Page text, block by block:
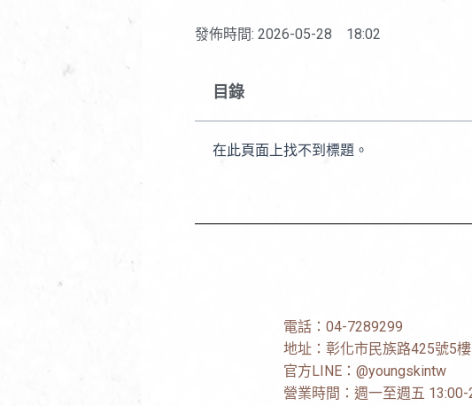
發佈時間: 2026-05-28 18:02
目錄
在此頁面上找不到標題。
電話： 04-7289299
地址： 彰化市民族路425號5樓
官方LINE： @youngskintw
營業時間：週一至週五 13:00-